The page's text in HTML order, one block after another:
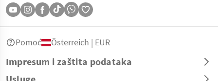
Impresum i zaštita podataka
Pomoć Österreich | EUR